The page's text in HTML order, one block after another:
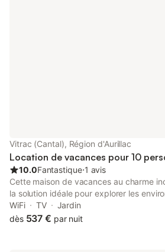
Vitrac (Cantal), Région d'Aurillac
Location de vacances pour 10
10.0Fantastique⋅1 avis
Cette maison de vacances au charme
la solution idéale pour explorer les
Si vous souhaitez explorer les environs,
parcourez le trajet de 18 minutes jusqu'à
WiFi TV
Jardin
dès 537 € par nuit